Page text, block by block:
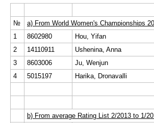
№
a) From World Women's Championships
1
8602980 Hou, Yifan
2
14110911 Ushenina, Anna
3
8603006 Ju, Wenjun
4
5015197 Harika, Dronavalli
b) From average Rating List 2/2013 to 1/